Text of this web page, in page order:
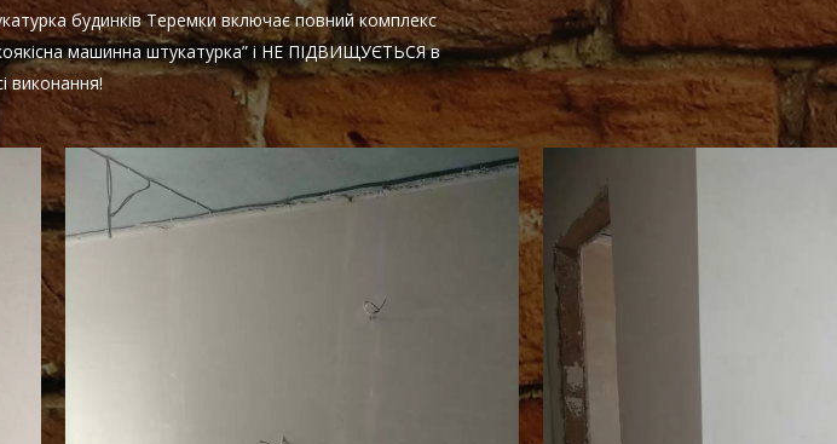
будинків Теремки включає повний комплекс
машинна штукатурка” і НЕ ПІДВИЩУЄТЬСЯ в
виконання!